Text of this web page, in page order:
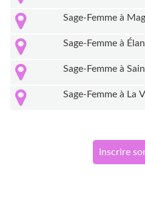
Sage-Femme à
Sage-Femme à
Sage-Femme à
Sage-Femme à La
Inscrire